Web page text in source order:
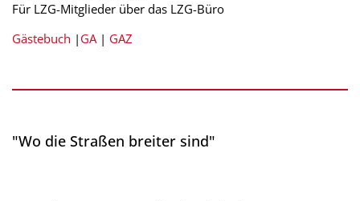
Für LZG-Mitglieder über das LZG-Büro
Gästebuch | GA| GAZ
"Wo die Straßen breiter sind"